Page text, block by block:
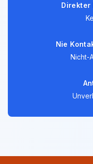
Direkter
Nie
Nicht-